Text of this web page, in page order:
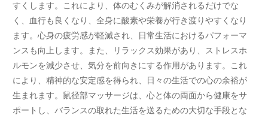
すくします。これにより、体のむくみが解消されるだけでな
く、血行も良くなり、全身に酸素や栄養が行き渡りやすくなり
ます。心身の疲労感が軽減され、日常生活におけるパフォーマ
ンスも向上します。また、リラックス効果があり、ストレスホ
ルモンを減少させ、気分を前向きにする作用があります。これ
により、精神的な安定感を得られ、日々の生活での心の余裕が
生まれます。鼠径部マッサージは、心と体の両面から健康をサ
ポートし、バランスの取れた生活を送るための大切な手段とな